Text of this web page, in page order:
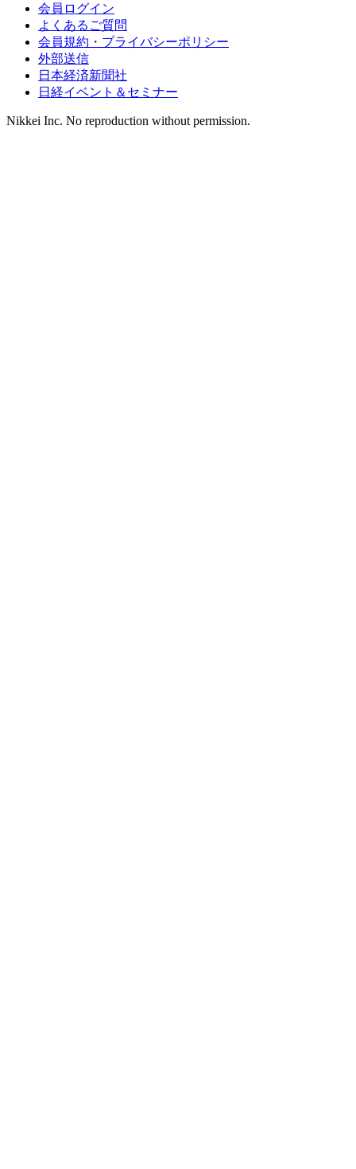
会員ログイン
よくあるご質問
会員規約・プライバシーポリシー
外部送信
日本経済新聞社
日経イベント＆セミナー
Nikkei Inc. No reproduction without permission.